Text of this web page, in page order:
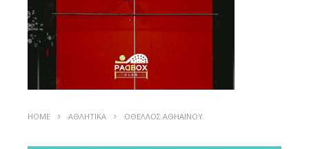
HOME ΑΘΛΗΤΙΚΑ ΟΘΕΛΛΟΣ ΑΘΗΑΙΝΟΥ